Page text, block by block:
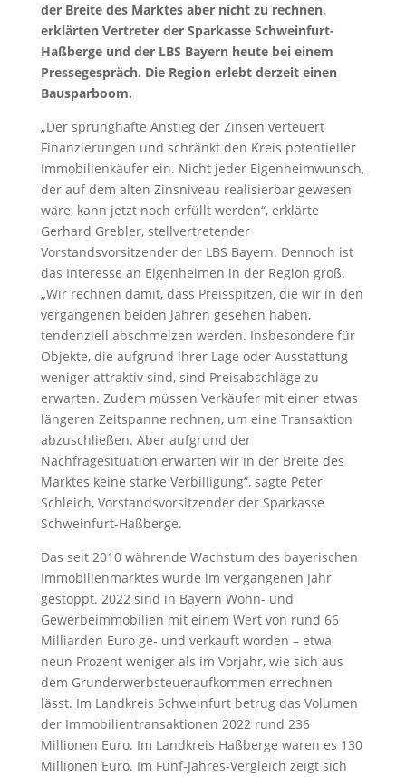
der Breite des Marktes aber nicht zu rechnen,
erklärten Vertreter der Sparkasse Schweinfurt-
Haßberge und der LBS Bayern heute bei einem
Pressegespräch. Die Region erlebt derzeit einen
Bausparboom.
„Der sprunghafte Anstieg der Zinsen verteuert
Finanzierungen und schränkt den Kreis potentieller
Immobilienkäufer ein. Nicht jeder Eigenheimwunsch,
der auf dem alten Zinsniveau realisierbar gewesen
wäre, kann jetzt noch erfüllt werden“, erklärte
Gerhard Grebler, stellvertretender
Vorstandsvorsitzender der LBS Bayern. Dennoch ist
das Interesse an Eigenheimen in der Region groß.
„Wir rechnen damit, dass Preisspitzen, die wir in den
vergangenen beiden Jahren gesehen haben,
tendenziell abschmelzen werden. Insbesondere für
Objekte, die aufgrund ihrer Lage oder Ausstattung
weniger attraktiv sind, sind Preisabschläge zu
erwarten. Zudem müssen Verkäufer mit einer etwas
längeren Zeitspanne rechnen, um eine Transaktion
abzuschließen. Aber aufgrund der
Nachfragesituation erwarten wir in der Breite des
Marktes keine starke Verbilligung“, sagte Peter
Schleich, Vorstandsvorsitzender der Sparkasse
Schweinfurt-Haßberge.
Das seit 2010 währende Wachstum des bayerischen
Immobilienmarktes wurde im vergangenen Jahr
gestoppt. 2022 sind in Bayern Wohn- und
Gewerbeimmobilien mit einem Wert von rund 66
Milliarden Euro ge- und verkauft worden – etwa
neun Prozent weniger als im Vorjahr, wie sich aus
dem Grunderwerbsteueraufkommen errechnen
lässt. Im Landkreis Schweinfurt betrug das Volumen
der Immobilientransaktionen 2022 rund 236
Millionen Euro. Im Landkreis Haßberge waren es 130
Millionen Euro. Im Fünf-Jahres-Vergleich zeigt sich